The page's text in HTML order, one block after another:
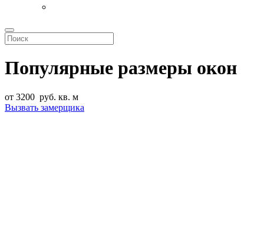
Популярные размеры окон
от 3200 руб. кв. м
Вызвать замерщика